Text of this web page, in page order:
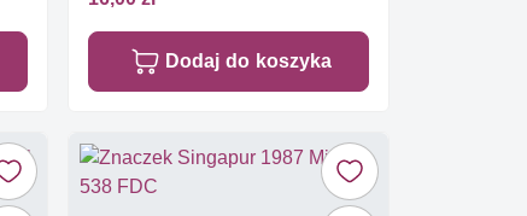
Dodaj do koszyka